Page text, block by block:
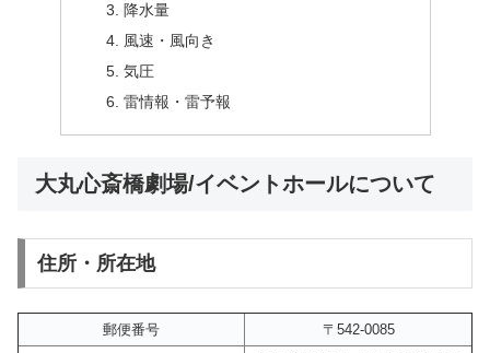
降水量
風速・風向き
気圧
雷情報・雷予報
大丸心斎橋劇場/イベントホールについて
住所・所在地
郵便番号 〒542-0085